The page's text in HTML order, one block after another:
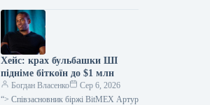
ніж у будь-який період після краху
біржі FTX.…
Хейс: крах бульбашки ШІ
підніме біткоїн до $1 млн
Богдан Власенко
Сер 6, 2026
“> Співзасновник біржі BitMEX Артур